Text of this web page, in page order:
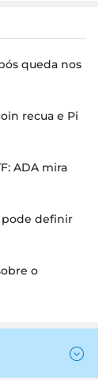
queda nos
recua e Pi
ADA mira
pode definir
o